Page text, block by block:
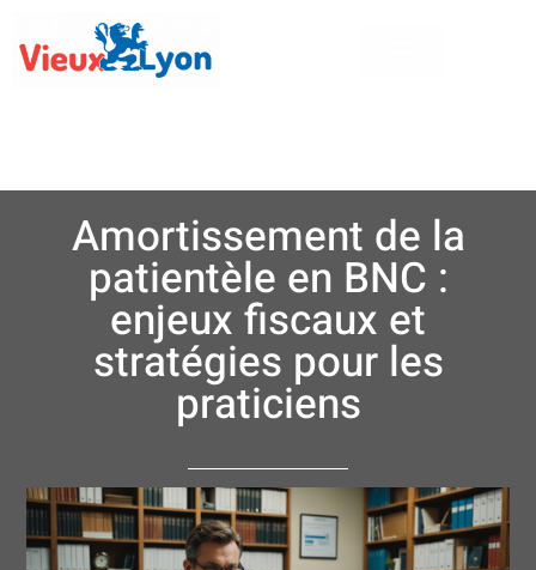
Amortissement de la
patientèle en BNC :
enjeux fiscaux et
stratégies pour les
praticiens